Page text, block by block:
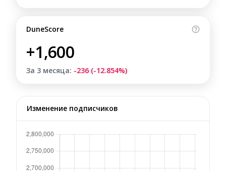
DuneScore
+1,600
За 3 месяца: -236 (-12.854%)
Изменение подписчиков